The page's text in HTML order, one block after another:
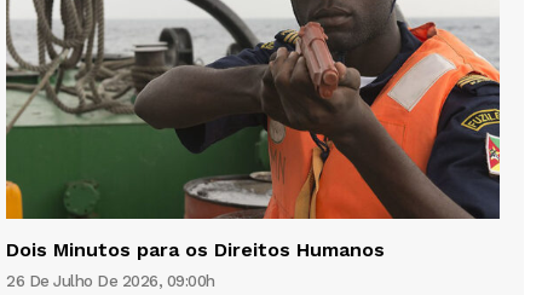
Dois Minutos para os Direitos Humanos
26 De Julho De 2026, 09:00h